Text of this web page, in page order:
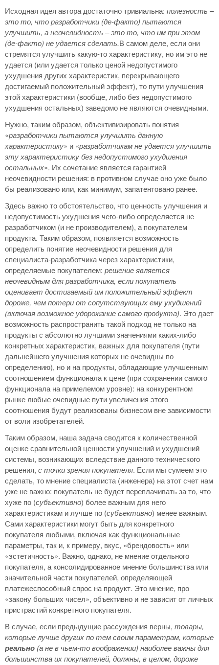
Исходная идея автора достаточно тривиальна: полезность –
это то, что разработчики (де-факто) пытаются
улучшить, а неочевидность – это то, что им при этом
(де-факто) не удается сделать.В самом деле, если они
стремятся улучшить какую-то характеристику, но им это не
удается (или удается только ценой недопустимого
ухудшения других характеристик, перекрывающего
достигаемый положительный эффект), то пути улучшения
этой характеристики (вообще, либо без недопустимого
ухудшения остальных) заведомо не являются очевидными.
Нужно, таким образом, объективизировать понятия
«разработчики пытаются улучшить данную
характеристику» и «разработчикам не удается улучшить
эту характеристику без недопустимого ухудшения
остальных». Их сочетание является гарантией
неочевидности решения: в противном случае оно уже было
бы реализовано или, как минимум, запатентовано ранее.
Здесь важно то обстоятельство, что ценность улучшения и
недопустимость ухудшения чего-либо определяется не
разработчиком (и не производителем), а покупателем
продукта. Таким образом, появляется возможность
определить понятие неочевидности решения для
специалиста-разработчика через характеристики,
определяемые покупателем: решение является
неочевидным для разработчика, если покупатель
оценивает достигаемый им положительный эффект
дороже, чем потери от сопутствующих ему ухудшений
(включая возможное удорожание самого продукта). Это дает
возможность распространить такой подход не только на
продукты с абсолютно лучшими значениями каких-либо
конкретных характеристик, важных для покупателя (пути
дальнейшего улучшения которых не очевидны по
определению), но и на продукты, обладающие улучшенным
соотношением функционала к цене (при сохранении самого
функционала на примелемом уровне): на конкурентном
рынке любые очевидные пути увеличения этого
соотношения будут реализованы бизнесом вне зависимости
от воли изобретателей.
Таким образом, наша задача сводится к количественной
оценке сравнительной ценности улучшений и ухудшений
системы, возникающих вследствие данного технического
решения, с точки зрения покупателя. Если мы сумеем это
сделать, то мнение специалиста (инженера) на этот счет нам
уже не важно: покупатель не будет переплачивать за то, что
хуже по (субъективно) более важным для него
характеристикам и лучше по (субъективно) менее важным.
Сами характеристики могут быть для конкретного
покупателя любыми, включая как функциональные
параметры, так и, к примеру, вкус, «брендовость» или
«эстетичность». Важно, однако, не мнение отдельного
покупателя, а консолидированное мнение большинства или
значительной части покупателей, определяющей
платежеспособный спрос на продукт. Это мнение, про
«закону больших чисел», объективно и не зависит от личных
пристрастий конкретного покупателя.
В случае, если предыдущие рассуждения верны, товары,
которые лучше других по тем своим параметрам, которые
реально (а не в чьем-то воображении) наиболее важны для
большинства их покупателей, должны, в целом, дороже